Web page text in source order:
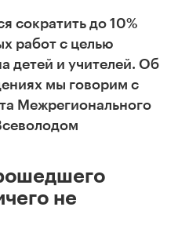
сократить до 10%
работ с целью
детей и учителей. Об
мы говорим с
Межрегионального
не